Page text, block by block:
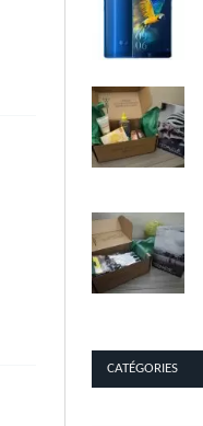
CATÉGORIES